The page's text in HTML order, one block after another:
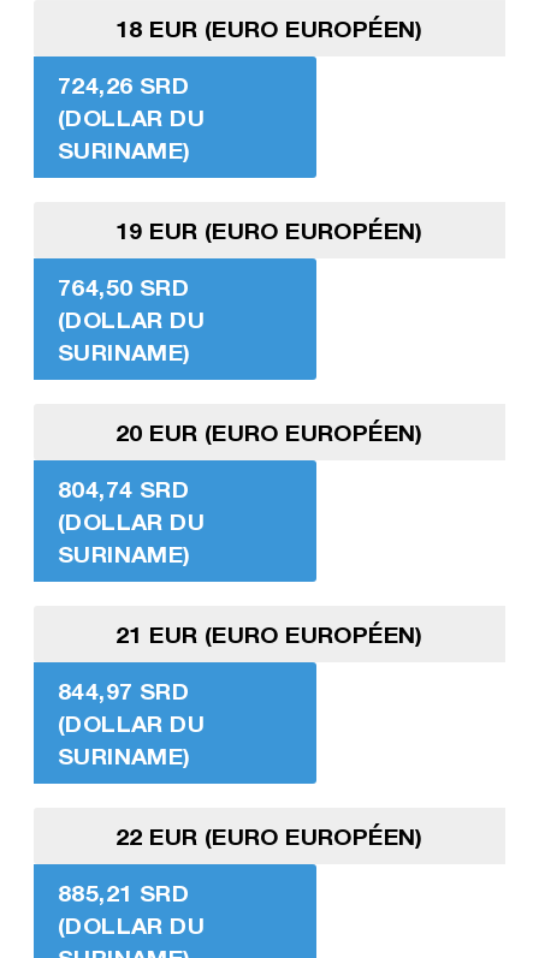
18 EUR (EURO EUROPÉEN)
724,26 SRD
(DOLLAR DU
SURINAME)
19 EUR (EURO EUROPÉEN)
764,50 SRD
(DOLLAR DU
SURINAME)
20 EUR (EURO EUROPÉEN)
804,74 SRD
(DOLLAR DU
SURINAME)
21 EUR (EURO EUROPÉEN)
844,97 SRD
(DOLLAR DU
SURINAME)
22 EUR (EURO EUROPÉEN)
885,21 SRD
(DOLLAR DU